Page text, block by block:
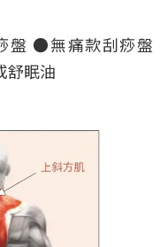
盤 ●無痛款刮痧盤
舒眠油